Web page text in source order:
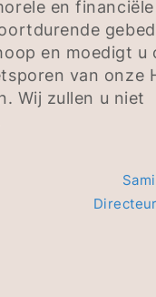
en
en moedigt u
van onze
Wij zullen u niet